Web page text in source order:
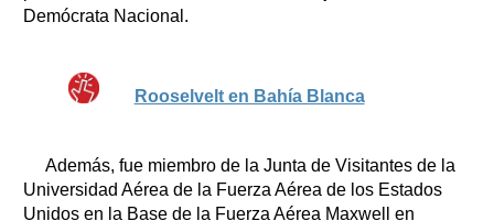
Demócrata Nacional.
Rooselvelt en Bahía Blanca
Además, fue miembro de la Junta de Visitantes de la
Universidad Aérea de la Fuerza Aérea de los Estados
Unidos en la Base de la Fuerza Aérea Maxwell en